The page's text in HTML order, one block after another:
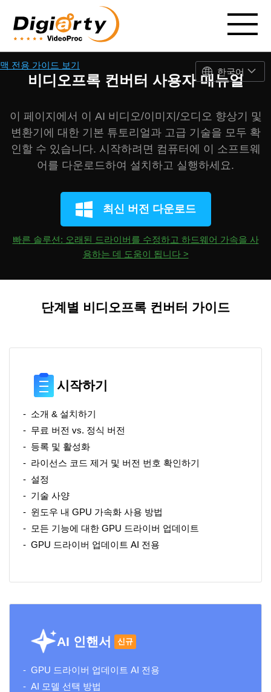
한국어
맥 전용 가이드 보기
비디오프록 컨버터 사용자 매뉴얼
이 페이지에서 이 AI 비디오/이미지/오디오 향상기 및
변환기에 대한 기본 튜토리얼과 고급 기술을 모두 확
인할 수 있습니다. 시작하려면 컴퓨터에 이 소프트웨
어를 다운로드하여 설치하고 실행하세요.
최신 버전 다운로드
빠른 솔루션: 오래된 드라이버를 수정하고 하드웨어 가속을 사
용하는 데 도움이 됩니다 >
단계별 비디오프록 컨버터 가이드
시작하기
소개 & 설치하기
무료 버전 vs. 정식 버전
등록 및 활성화
라이선스 코드 제거 및 버전 번호 확인하기
설정
기술 사양
윈도우 내 GPU 가속화 사용 방법
모든 기능에 대한 GPU 드라이버 업데이트
GPU 드라이버 업데이트 AI 전용
AI 인핸서 신규
GPU 드라이버 업데이트 AI 전용
AI 모델 선택 방법